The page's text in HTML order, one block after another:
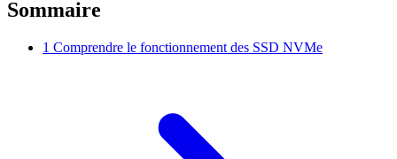
Sommaire
1 Comprendre le fonctionnement des SSD NVMe